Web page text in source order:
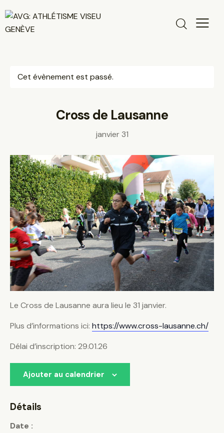
Cet évènement est passé.
Cross de Lausanne
janvier 31
Le Cross de Lausanne aura lieu le 31 janvier.
Plus d’informations ici: https://www.cross-lausanne.ch/
Délai d’inscription: 29.01.26
Ajouter au calendrier
Détails
Date :